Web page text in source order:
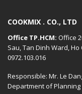
COOKMIX . CO., LTD
Office TP.HCM: Office
Sau, Tan Dinh Ward, Ho
0972.103.016
Responsible: Mr. Le
Department of